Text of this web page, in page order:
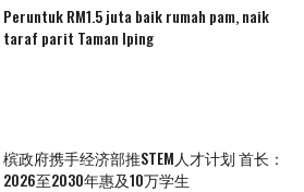
Peruntuk RM1.5 juta baik rumah pam, naik
taraf parit Taman Iping
槟政府携手经济部推STEM人才计划 首长：
2026至2030年惠及10万学生